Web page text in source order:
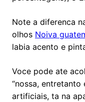
Note a diferenca
olhos Noiva
labia acento e
Voce pode ate
“nossa, entretanto
artificiais, ta na